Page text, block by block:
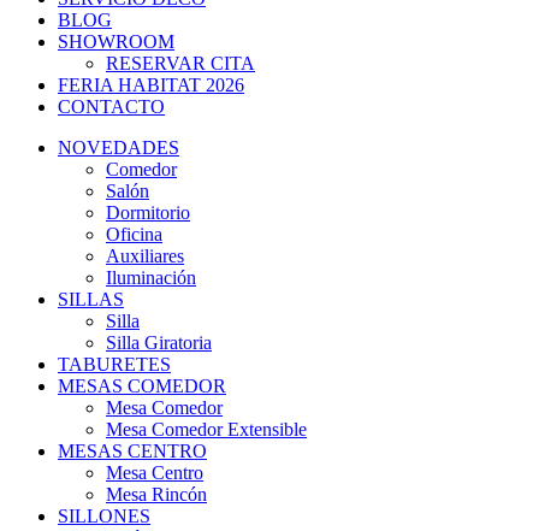
BLOG
SHOWROOM
RESERVAR CITA
FERIA HABITAT 2026
CONTACTO
NOVEDADES
Comedor
Salón
Dormitorio
Oficina
Auxiliares
Iluminación
SILLAS
Silla
Silla Giratoria
TABURETES
MESAS COMEDOR
Mesa Comedor
Mesa Comedor Extensible
MESAS CENTRO
Mesa Centro
Mesa Rincón
SILLONES